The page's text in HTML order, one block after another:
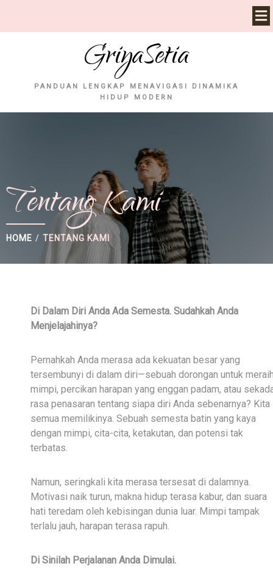
GriyaSetia
PANDUAN LENGKAP MENAVIGASI DINAMIKA
HIDUP MODERN
Tentang Kami
HOME / TENTANG KAMI
Di Dalam Diri Anda Ada Semesta. Sudahkah Anda
Menjelajahinya?
Pernahkah Anda merasa ada kekuatan besar yang
tersembunyi di dalam diri—sebuah dorongan untuk
mimpi, percikan harapan yang enggan padam, atau
rasa penasaran tentang siapa diri Anda sebenarnya? Kita
semua memilikinya. Sebuah semesta batin yang kaya
dengan mimpi, cita-cita, ketakutan, dan potensi tak
terbatas.
Namun, seringkali kita merasa tersesat di dalamnya.
Motivasi naik turun, makna hidup terasa kabur, dan suara
hati teredam oleh kebisingan dunia luar. Mimpi tampak
terlalu jauh, harapan terasa rapuh.
Di Sinilah Perjalanan Anda Dimulai.